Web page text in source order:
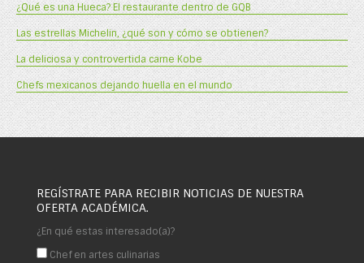
¿Qué es una Hueca? El restaurante dentro de GQB
Las estrellas Michelin, ¿qué son y cómo se obtienen?
La deliciosa y controvertida carne Kobe
Chefs mexicanos dejando huella en el mundo
REGÍSTRATE PARA RECIBIR NOTICIAS DE NUESTRA
OFERTA ACADÉMICA.
¿En qué estas interesado(a)?
Chef en artes culinarias